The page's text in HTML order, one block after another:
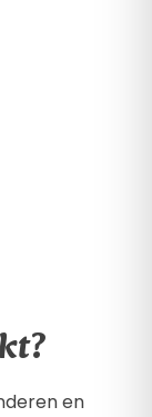
en